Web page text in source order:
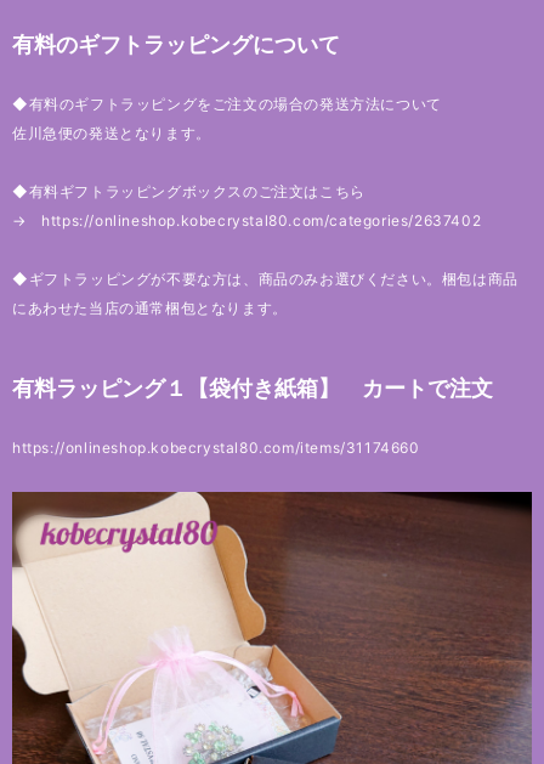
有料のギフトラッピングについて
◆有料のギフトラッピングをご注文の場合の発送方法について
佐川急便の発送となります。
◆有料ギフトラッピングボックスのご注文はこちら
→ https://onlineshop.kobecrystal80.com/categories/2637402
◆ギフトラッピングが不要な方は、商品のみお選びください。梱包は商品
にあわせた当店の通常梱包となります。
有料ラッピング１【袋付き紙箱】 カートで注文
https://onlineshop.kobecrystal80.com/items/31174660